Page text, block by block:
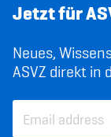
Jetzt für
Neues,
ASVZ direkt in